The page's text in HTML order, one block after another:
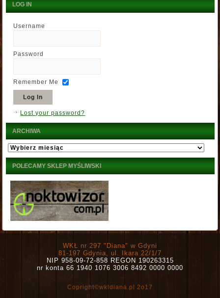
LOG IN
Username
Password
Remember Me
Lost your password?
ARCHIWA
Archiwa
POLECAMY SKLEP MYŚLIWSKI
WKŁ nr 297 "Diana" w Gdyni
81-197 Gdynia, ul. Ikara 22/1/7
NIP 958-09-72-858 REGON 190263315
nr konta 66 1940 1076 3006 8492 0000 0000
Copright©wkldiana.pl 2o17